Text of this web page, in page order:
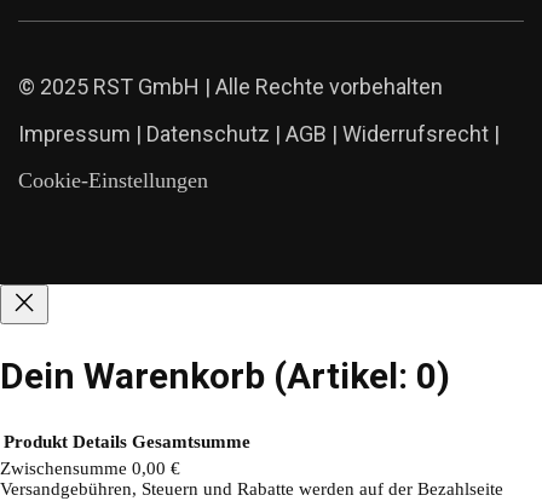
© 2025 RST GmbH | Alle Rechte vorbehalten
Impressum | Datenschutz | AGB | Widerrufsrecht |
Cookie-Einstellungen
Dein Warenkorb (Artikel: 0)
Produkt Details Gesamtsumme
Zwischensumme 0,00 €
Versandgebühren, Steuern und Rabatte werden auf der Bezahlseite